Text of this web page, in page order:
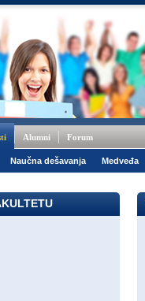
Alumni Forum
Naučna dešavanja Medveđa